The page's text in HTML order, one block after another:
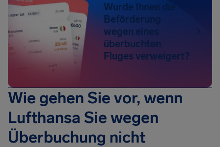
Wurde Ihnen die
Beförderung
wegen eines
überbuchten
Fluges verweigert?
Wie gehen Sie vor, wenn
Lufthansa Sie wegen
Überbuchung nicht